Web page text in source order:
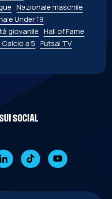
Nazionale maschile
Under 19
giovanile Hall of Fame
a 5 Futsal TV
SOCIAL